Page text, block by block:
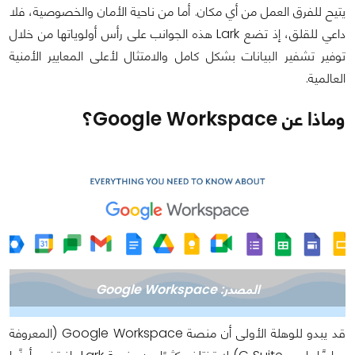
يتيح للفرق العمل من أي مكان. أما من ناحية الأمان والخصوصية، فلا
داعي للقلق، إذ تضع Lark هذه الجوانب على رأس أولوياتها من خلال
توفير تشفير البيانات بشكل كامل والامتثال لأعلى المعايير الأمنية
العالمية.
وماذا عن Google Workspace؟
المصدر: Google Workspace
قد يبدو للوهلة الأولى أن منصة Google Workspace (المعروفة